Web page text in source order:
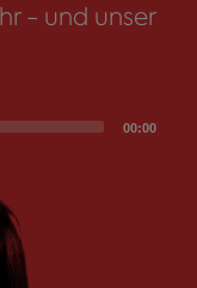
- und unser
00:00